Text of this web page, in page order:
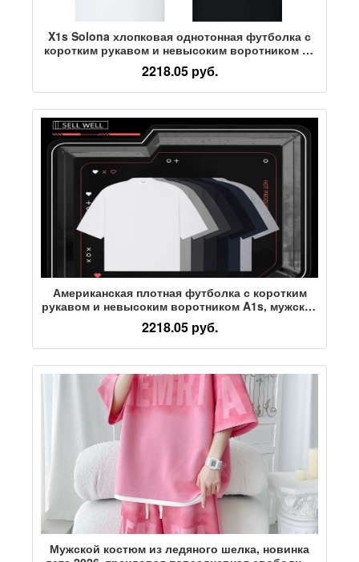
X1s Solona хлопковая однотонная футболка с
коротким рукавом и невысоким воротником из
хлопка Solona, мужская свободная футболка с
открытыми плечами, приятная на ощупь,
против морщин, быстросохнущая, дышащая и
2218.05 руб.
Американская плотная футболка с коротким
рукавом и невысоким воротником A1s, мужская
свободная футболка со средним вырезом и
открытыми плечами, однотонная хлопковая
одежда для четырех сезонов
2218.05 руб.
Мужской костюм из ледяного шелка, новинка